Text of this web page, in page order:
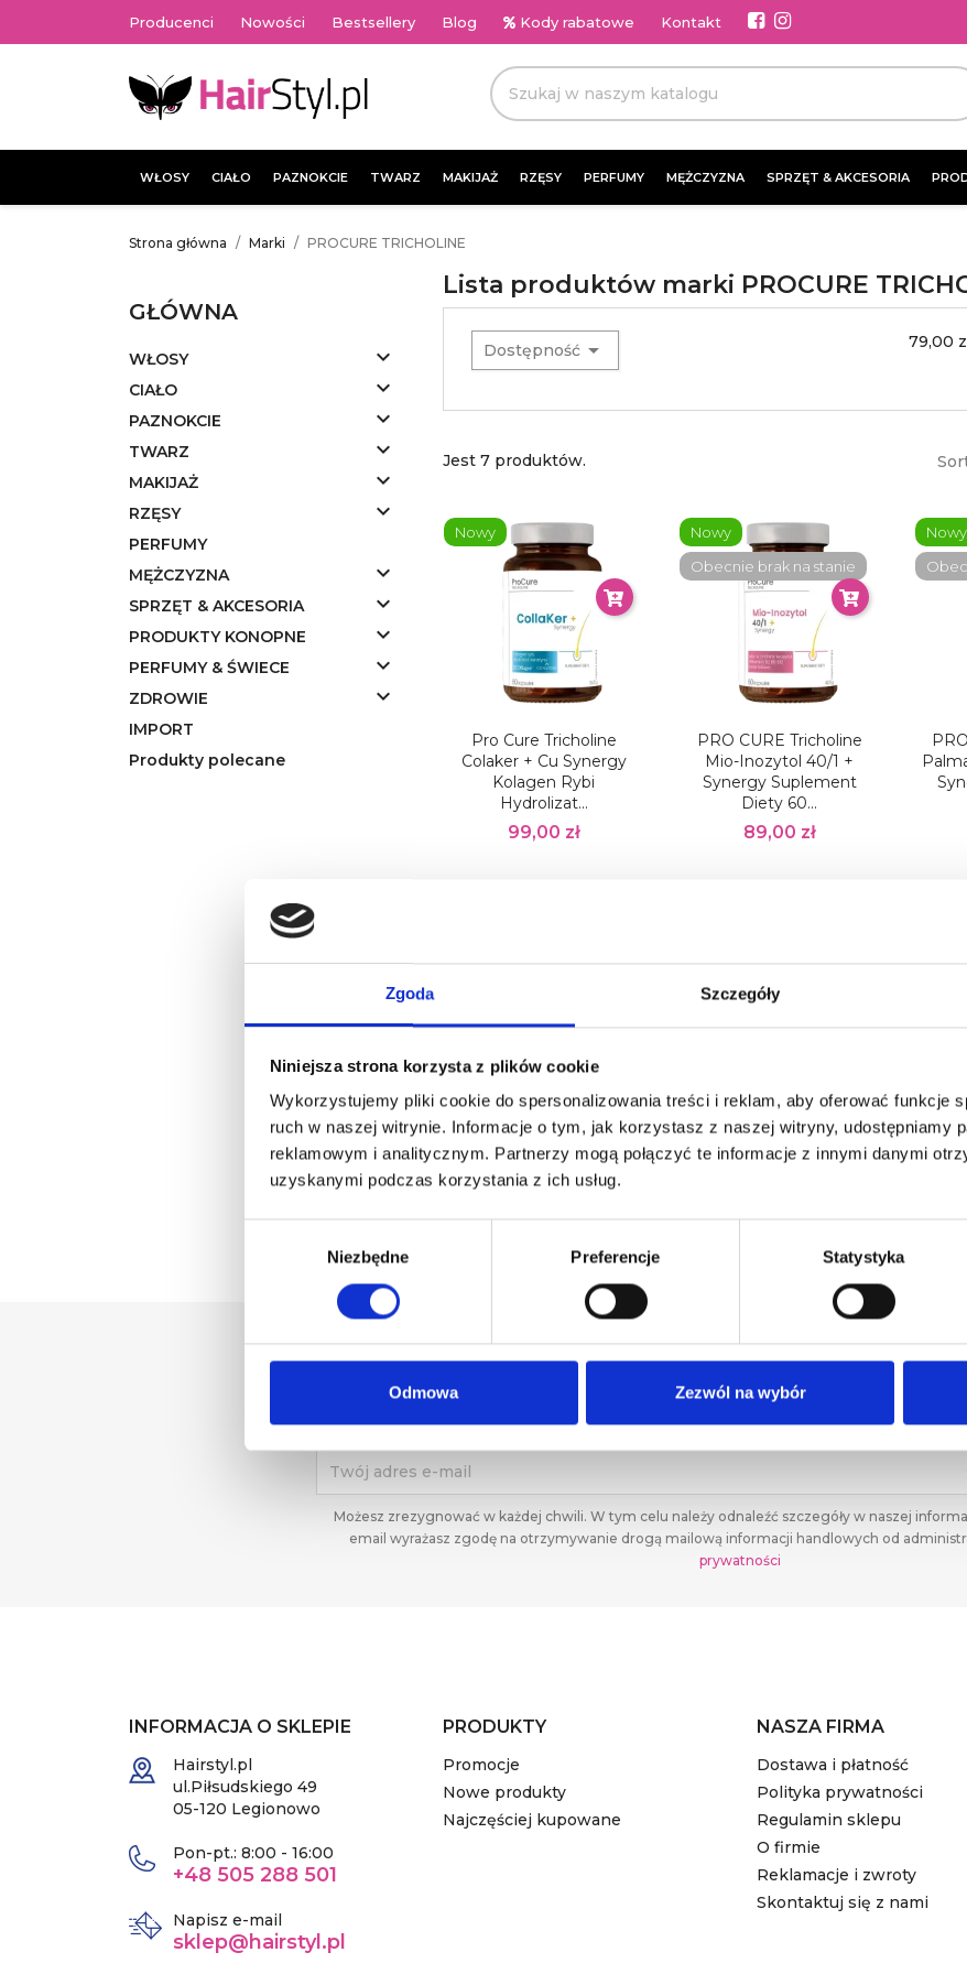
Zgoda Szczegóły
Niniejsza strona korzysta z plików cookie
Wykorzystujemy pliki cookie do spersonalizowania treści i reklam, aby oferować funkcje
ruch w naszej witrynie. Informacje o tym, jak korzystasz z naszej witryny, udostępniamy
reklamowym i analitycznym. Partnerzy mogą połączyć te informacje z innymi danymi
uzyskanymi podczas korzystania z ich usług.
Niezbędne Preferencje Statystyka
Odmowa Zezwól na wybór
Producenci Nowości Bestsellery Blog Kody rabatowe Kontakt
WŁOSY CIAŁO PAZNOKCIE TWARZ MAKIJAŻ RZĘSY PERFUMY MĘŻCZYZNA SPRZĘT & AKCESORIA
Strona główna Marki PROCURE TRICHOLINE
GŁÓWNA
WŁOSY 
CIAŁO 
PAZNOKCIE 
TWARZ 
MAKIJAŻ 
RZĘSY 
PERFUMY
MĘŻCZYZNA

SPRZĘT & AKCESORIA 
PRODUKTY KONOPNE 
PERFUMY & ŚWIECE 
ZDROWIE 
IMPORT
Produkty polecane
Lista produktów marki PROCURE
Dostępność  79,00
Jest 7 produktów.
Pro Cure Tricholine
Colaker + Cu Synergy
Kolagen Rybi
Hydrolizat...
99,00 zł
Nowy
PRO CURE Tricholine
Mio-Inozytol 40/1 +
Synergy Suplement
Diety 60...
89,00 zł
Nowy
Obecnie brak na stanie
Nowy
PRO CURE Tricholine
CarnoCynk + Cu
Synergy Suplement
Obecnie brak na stanie
PRO CURE Tricholine
FeRRUM MAX+ Synergy
Obecnie brak na stanie
Newsletter
Możesz zrezygnować w każdej chwili. W tym celu należy odnaleźć szczegóły w naszej
email wyrażasz zgodę na otrzymywanie drogą mailową informacji handlowych od
prywatności
INFORMACJA O SKLEPIE
Hairstyl.pl
ul.Piłsudskiego 49
05-120 Legionowo
Pon-pt.: 8:00 - 16:00
+48 505 288 501
Napisz e-mail
sklep@hairstyl.pl
PRODUKTY
Promocje
Nowe produkty
Najczęściej kupowane
NASZA FIRMA
Dostawa i płatność
Polityka prywatności
Regulamin sklepu
O firmie
Reklamacje i zwroty
Skontaktuj się z nami